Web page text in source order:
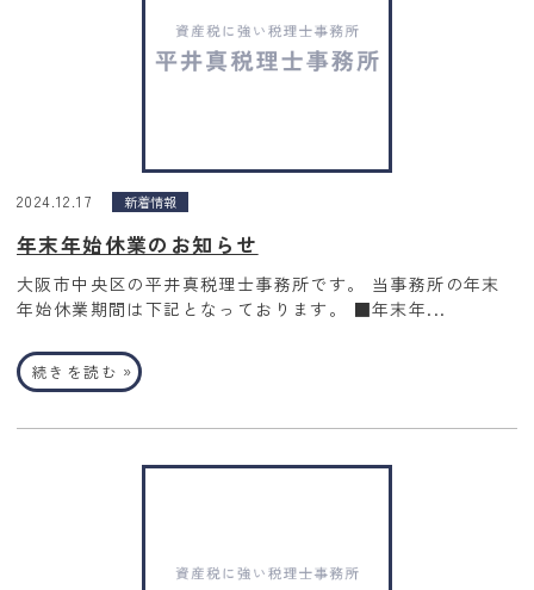
2024.12.17 新着情報
年末年始休業のお知らせ
大阪市中央区の平井真税理士事務所です。 当事務所の年末
年始休業期間は下記となっております。 ■年末年...
続きを読む »